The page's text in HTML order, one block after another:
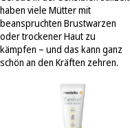
haben viele Mütter mit
beanspruchten Brustwarzen
oder trockener Haut zu
kämpfen – und das kann ganz
schön an den Kräften zehren.